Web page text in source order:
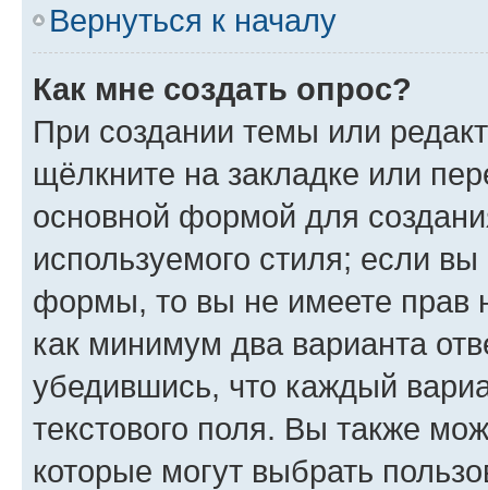
Вернуться к началу
Как мне создать опрос?
При создании темы или
щёлкните на закладке или
основной формой для
используемого стиля; если
формы, то вы не имеете прав
как минимум два варианта
убедившись, что каждый
текстового поля. Вы также
которые могут выбрать